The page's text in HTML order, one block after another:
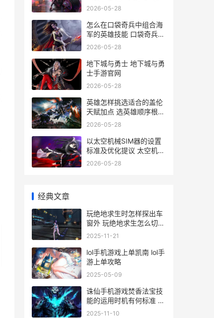
四号坦号h型
2026-05-28
怎么在口袋奇兵中组合海
军的英雄技能 口袋奇兵如
何玩
2026-05-28
地下城与勇士 地下城与勇
士手游官网
2026-05-28
英雄怎样挑选适合的盖伦
天赋加点 选英雄顺序根据
什么
2026-05-28
以太空机械SIM器的设置
标准及优化提议 太空机器
名
2026-05-28
经典文章
玩绝地求生时怎样探出车
窗外 玩绝地求生怎么切换
到桌面
2025-11-21
lol手机游戏上单凯南 lol手
游上单攻略
2025-05-09
诛仙手机游戏焚香法宝技
能的运用时机有何标准 诛
仙手机游戏焚天怎么玩
2025-11-10